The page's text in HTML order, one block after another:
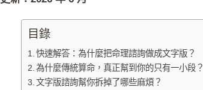
目錄
快速解答：為什麼把命理諮詢做成文字版？
為什麼傳統算命，真正幫到你的只有一小段？
文字版諮詢幫你拆掉了哪些麻煩？